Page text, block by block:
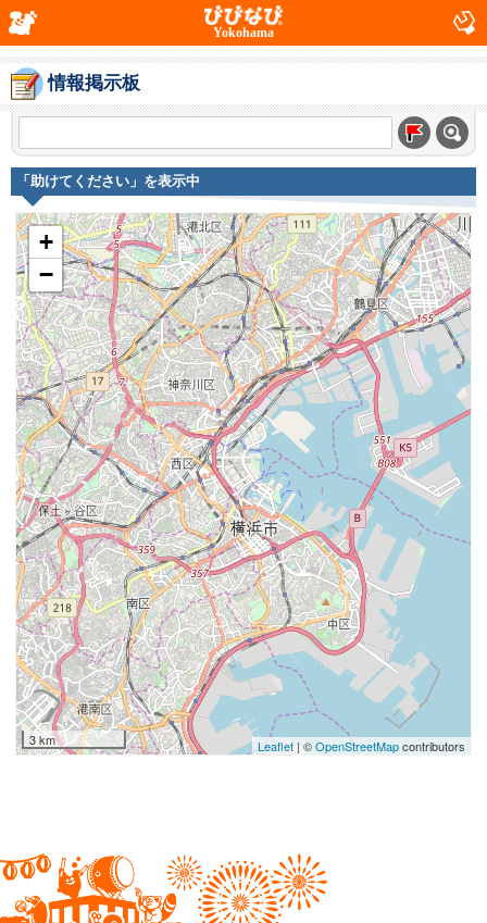
Yokohama
情報掲示板
「助けてください」を表示中
+
−
3 km Leaflet| ©OpenStreetMapcontributors